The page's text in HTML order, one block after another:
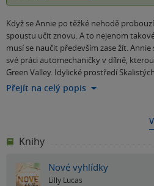
Když se Annie po těžké nehodě
spoustu učit znovu. A to nejenom
musí se naučit především zase žít.
své práci automechaničky v dílně,
Green Valley. Idylické prostředí
Přejít na celý popis
Knihy
Nové vyhlídky
Lilly Lucas